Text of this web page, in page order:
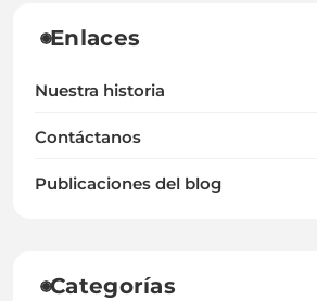
Enlaces
Nuestra historia
Contáctanos
Publicaciones del blog
Categorías